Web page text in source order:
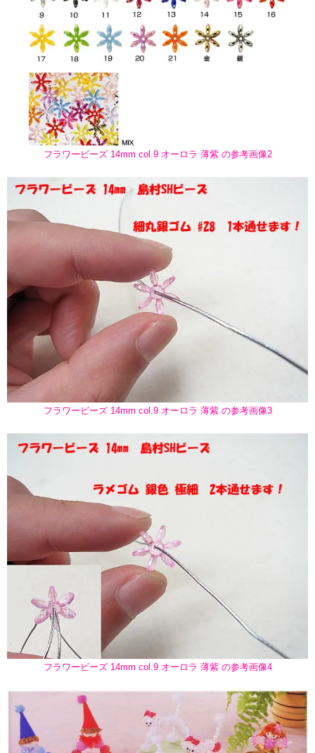
フラワービーズ 14mm col.9 オーロラ 薄紫 の参考画像2
フラワービーズ 14mm col.9 オーロラ 薄紫 の参考画像3
フラワービーズ 14mm col.9 オーロラ 薄紫 の参考画像4